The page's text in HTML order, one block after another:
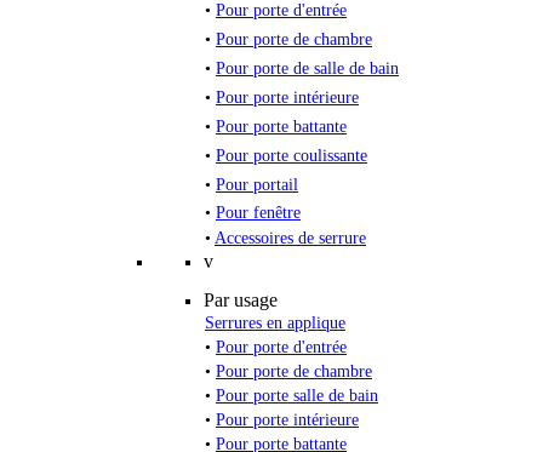
• Pour porte d'entrée
• Pour porte de chambre
• Pour porte de salle de bain
• Pour porte intérieure
• Pour porte battante
• Pour porte coulissante
• Pour portail
• Pour fenêtre
• Accessoires de serrure
v
Par usage
Serrures en applique
• Pour porte d'entrée
• Pour porte de chambre
• Pour porte salle de bain
• Pour porte intérieure
• Pour porte battante